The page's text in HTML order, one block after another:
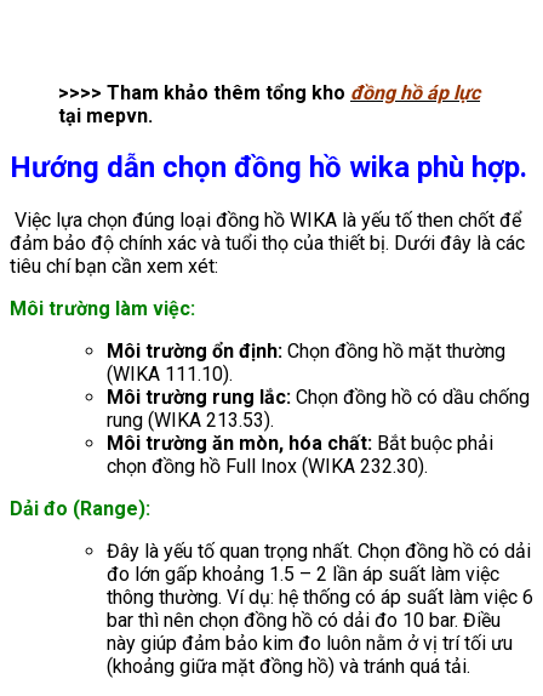
>>>> Tham khảo thêm tổng kho đồng hồ áp lực
tại mepvn.
Hướng dẫn chọn đồng hồ wika phù hợp.
Việc lựa chọn đúng loại đồng hồ WIKA là yếu tố then chốt để
đảm bảo độ chính xác và tuổi thọ của thiết bị. Dưới đây là các
tiêu chí bạn cần xem xét:
Môi trường làm việc:
Môi trường ổn định: Chọn đồng hồ mặt thường
(WIKA 111.10).
Môi trường rung lắc: Chọn đồng hồ có dầu chống
rung (WIKA 213.53).
Môi trường ăn mòn, hóa chất: Bắt buộc phải
chọn đồng hồ Full Inox (WIKA 232.30).
Dải đo (Range):
Đây là yếu tố quan trọng nhất. Chọn đồng hồ có dải
đo lớn gấp khoảng 1.5 – 2 lần áp suất làm việc
thông thường. Ví dụ: hệ thống có áp suất làm việc 6
bar thì nên chọn đồng hồ có dải đo 10 bar. Điều
này giúp đảm bảo kim đo luôn nằm ở vị trí tối ưu
(khoảng giữa mặt đồng hồ) và tránh quá tải.